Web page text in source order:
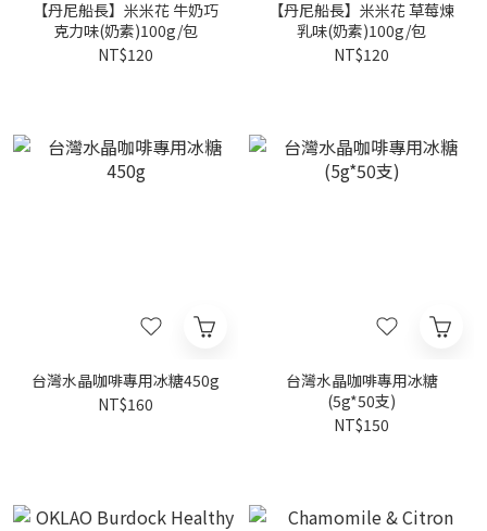
【丹尼船長】米米花 牛奶巧
克力味(奶素)100g/包
NT$120
【丹尼船長】米米花 草莓煉
乳味(奶素)100g/包
NT$120
台灣水晶咖啡專用冰糖450g
NT$160
台灣水晶咖啡專用冰糖
(5g*50支)
NT$150